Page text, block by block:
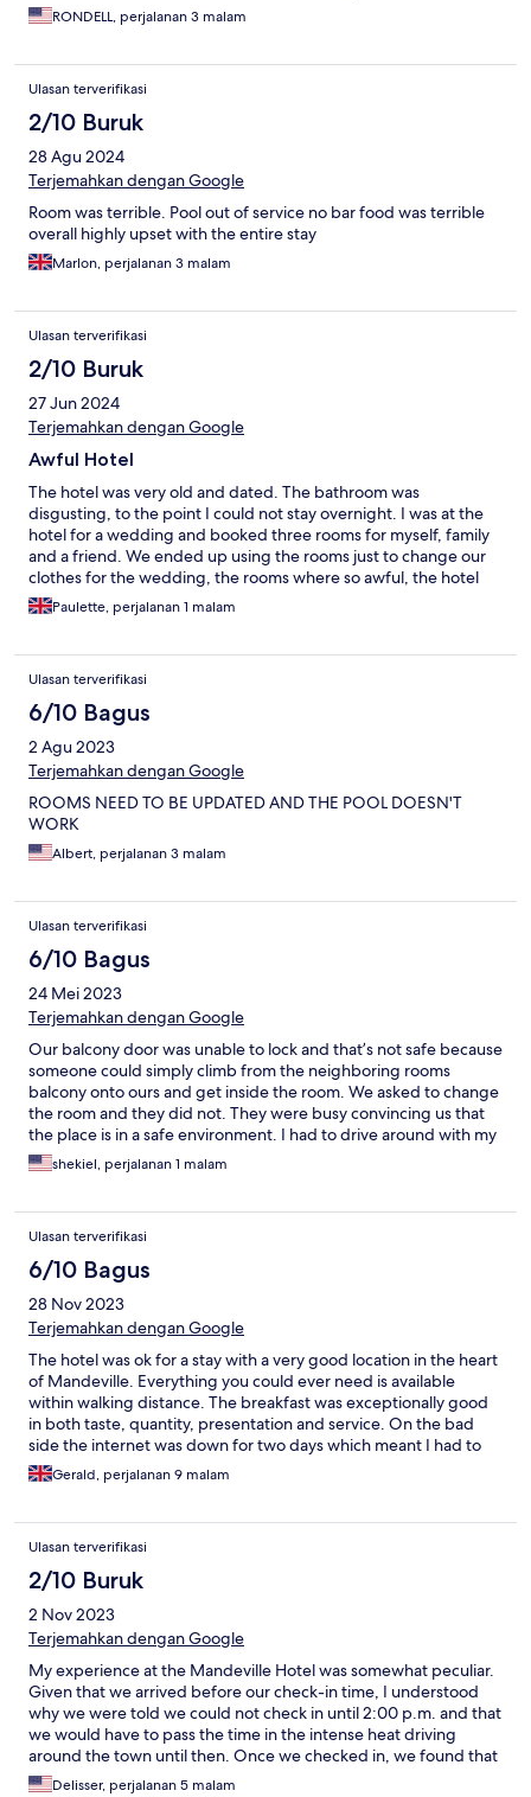
RONDELL, perjalanan 3 malam
Ulasan terverifikasi
2/10 Buruk
28 Agu 2024
Terjemahkan dengan Google
Room was terrible. Pool out of service no bar food was terrible
overall highly upset with the entire stay
Marlon, perjalanan 3 malam
Ulasan terverifikasi
2/10 Buruk
27 Jun 2024
Terjemahkan dengan Google
Awful Hotel
The hotel was very old and dated. The bathroom was
disgusting, to the point I could not stay overnight. I was at the
hotel for a wedding and booked three rooms for myself, family
and a friend. We ended up using the rooms just to change our
clothes for the wedding, the rooms where so awful, the hotel
was awful, we just could not stay.
Paulette, perjalanan 1 malam
Ulasan terverifikasi
6/10 Bagus
2 Agu 2023
Terjemahkan dengan Google
ROOMS NEED TO BE UPDATED AND THE POOL DOESN'T
WORK
Albert, perjalanan 3 malam
Ulasan terverifikasi
6/10 Bagus
24 Mei 2023
Terjemahkan dengan Google
Our balcony door was unable to lock and that’s not safe because
someone could simply climb from the neighboring rooms
balcony onto ours and get inside the room. We asked to change
the room and they did not. They were busy convincing us that
the place is in a safe environment. I had to drive around with my
suitcases in the car rather than leaving my stuff in an unlocked
room. The rooms are ok but definitely need some items such as
shekiel, perjalanan 1 malam
Ulasan terverifikasi
6/10 Bagus
28 Nov 2023
Terjemahkan dengan Google
The hotel was ok for a stay with a very good location in the heart
of Mandeville. Everything you could ever need is available
within walking distance. The breakfast was exceptionally good
in both taste, quantity, presentation and service. On the bad
side the internet was down for two days which meant I had to
purchase a data SIM. Also the hot water stopped working one
morning. The hotel could do with some regular maintenance
The decor could do with some regular paint and repair
particularly the main room doors and furniture. However I would
stay again as I know what to expect and for the price I'd say it
was worth it. They need to change the room names as the junior
room is better than the superior room which will confuse
anyone. So I was surprised to see when moving from junior to
for a view out the window and no balcony. It's better they call
the junior superior and then change the superior to be called
junior. Staff were mostly all very pleasant. The pool was out of
service and there was pretty much nothing to do outside your
room in the hotel. No areas of entertainment or to chill . This
included no TV in the rooms so bring your own entertainment.
Gerald, perjalanan 9 malam
Ulasan terverifikasi
2/10 Buruk
2 Nov 2023
Terjemahkan dengan Google
My experience at the Mandeville Hotel was somewhat peculiar.
Given that we arrived before our check-in time, I understood
why we were told we could not check in until 2:00 p.m. and that
we would have to pass the time in the intense heat driving
around the town until then. Once we checked in, we found that
the rooms were dilapidated, had no refrigerator or TV, old bed
Delisser, perjalanan 5 malam